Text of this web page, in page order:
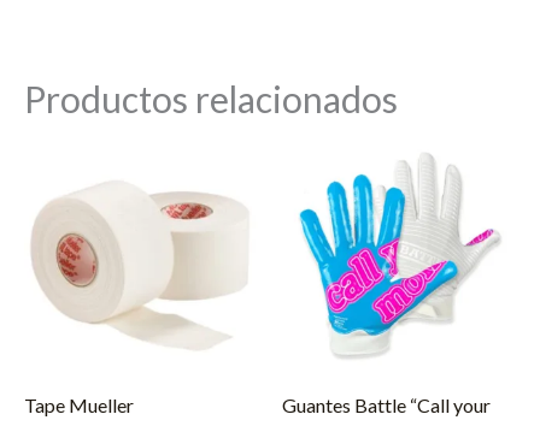
Productos relacionados
Tape Mueller
Guantes Battle “Call your